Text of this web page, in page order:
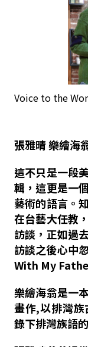
Voice to the
張雅晴 樂繪海
這不只是一段
輯，這更是一
藝術的語言。
在台藝大任教
訪談 ， 正如過
訪談之後心中
With My
樂繪海翁是一
畫作,以排灣
錄下排灣族語